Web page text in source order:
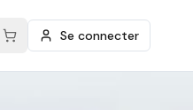
Se connecter